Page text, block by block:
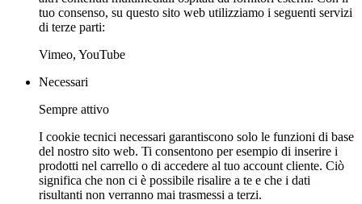
tuo consenso, su questo sito web utilizziamo i seguenti servizi
di terze parti:
Vimeo, YouTube
Necessari
Sempre attivo
I cookie tecnici necessari garantiscono solo le funzioni di base
del nostro sito web. Ti consentono per esempio di inserire i
prodotti nel carrello o di accedere al tuo account cliente. Ciò
significa che non ci è possibile risalire a te e che i dati
risultanti non verranno mai trasmessi a terzi.